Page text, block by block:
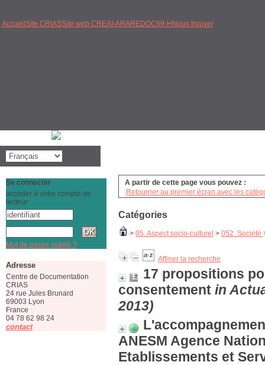
A partir de cette page vous pouvez :
Retourner au premier écran avec les
Catégories
> 05. Aspect socio-culturel > 052. Société
Affiner la recherche
17 propositions
consentement in
2013)
ANESM Agence
Etablissements et
Accueil Site CRIASSite web CREAI-ARAREDOC69-H Nous trouver
Se connecter
accéder à votre compte de
lecteur
Mot de passe oublié ?
Adresse
Centre de Documentation
CRIAS
24 rue Jules Brunard
69003 Lyon
France
04 78 62 98 24
contact